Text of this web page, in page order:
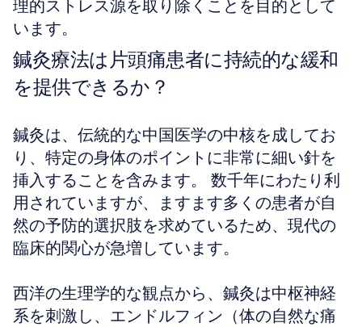
理的ストレス源を取り除くことを目的として
います。
鍼灸療法は片頭痛患者に持続的な緩和
を提供できるか？
鍼灸は、伝統的な中国医学の中核を成してお
り、特定の身体のポイントに非常に細い針を
挿入することを含みます。 数千年にわたり利
用されていますが、ますます多くの患者が自
然の予防的選択肢を求めているため、現代の
臨床的関心が急増しています。
西洋の生理学的な観点から、鍼灸は中枢神経
系を刺激し、エンドルフィン（体の自然な痛